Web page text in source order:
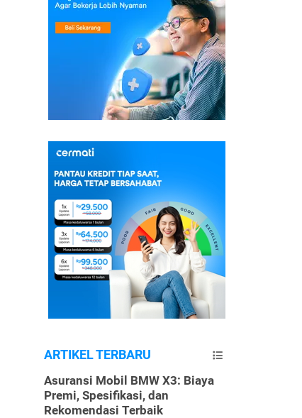
ARTIKEL TERBARU
Asuransi Mobil BMW X3: Biaya
Premi, Spesifikasi, dan
Rekomendasi Terbaik